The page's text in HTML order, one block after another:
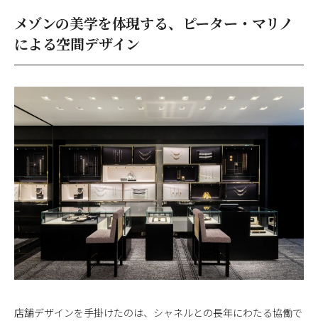
メゾンの美学を体現する、ピーター・マリノ
による空間デザイン
店舗デザインを手掛けたのは、シャネルとの長年にわたる協働で